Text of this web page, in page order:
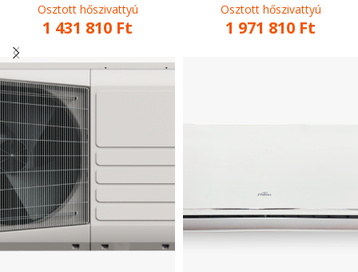
Osztott hőszivattyú
1 431 810 Ft
Osztott hőszivattyú
1 971 810 Ft